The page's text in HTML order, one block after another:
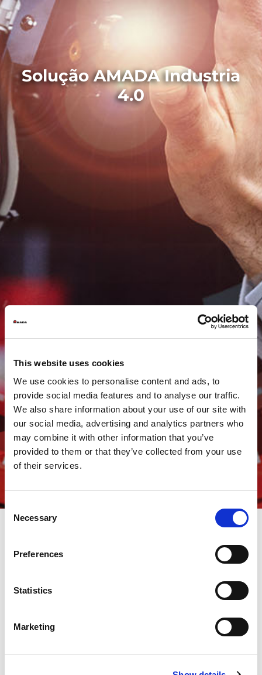
This website uses cookies
We use cookies to personalise content and ads, to
provide social media features and to analyse our traffic.
We also share information about your use of our site with
our social media, advertising and analytics partners who
may combine it with other information that you’ve
provided to them or that they’ve collected from your use
of their services.
Consent
Selection
Necessary
Preferences
Statistics
Marketing
Solução AMADA Industria
4.0
Otimize a sua produção com
Dos pedidos iniciais à produção final,
todos as etapas estão interligadas e